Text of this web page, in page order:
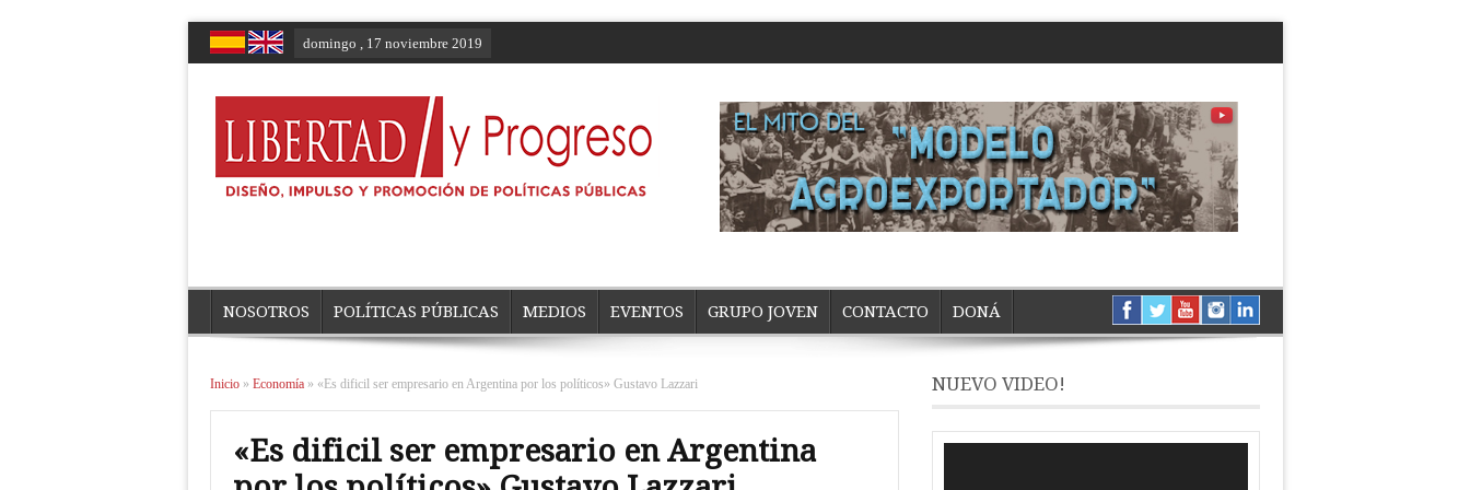
domingo , 17 noviembre 2019
NOSOTROS POLÍTICAS PÚBLICAS MEDIOS EVENTOS GRUPO JOVEN CONTACTO DONÁ
Inicio » Economía » «Es dificil ser empresario en Argentina por los políticos» Gustavo Lazzari
«Es dificil ser empresario en Argentina
NUEVO VIDEO!